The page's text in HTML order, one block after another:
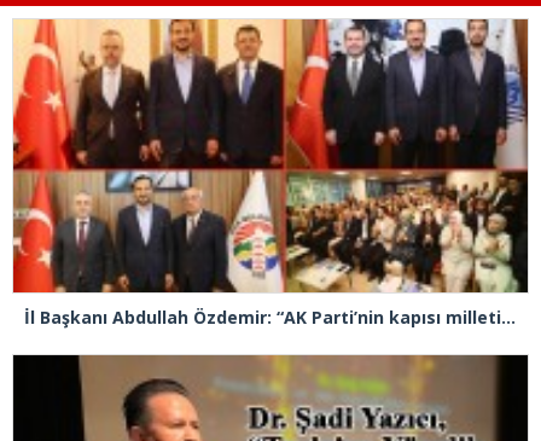
İl Başkanı Abdullah Özdemir: “AK Parti’nin kapısı milletine hizmet etmek isteyen herkese açıktır”